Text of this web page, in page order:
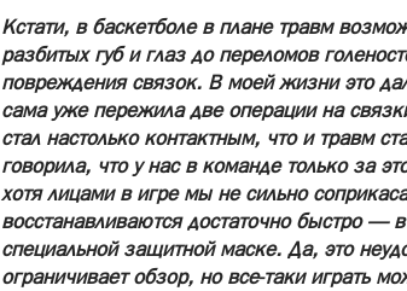
Кстати, в баскетболе в плане травм
разбитых губ и глаз до переломов
повреждения связок. В моей жизни это
сама уже пережила две операции на
стал настолько контактным, что и травм
говорила, что у нас в команде только за
хотя лицами в игре мы не сильно
восстанавливаются достаточно быстро —
специальной защитной маске. Да, это
ограничивает обзор, но все-таки играть